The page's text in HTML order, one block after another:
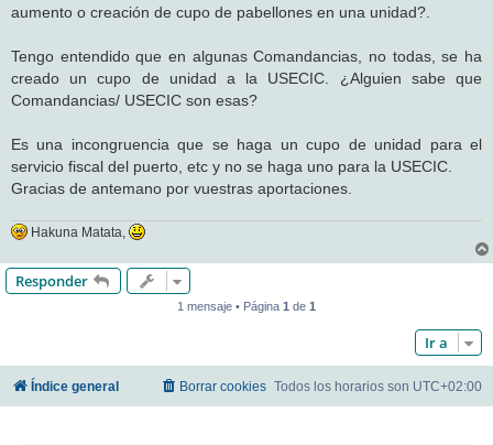
aumento o creación de cupo de pabellones en una unidad?.
Tengo entendido que en algunas Comandancias, no todas, se ha
creado un cupo de unidad a la USECIC. ¿Alguien sabe que
Comandancias/ USECIC son esas?
Es una incongruencia que se haga un cupo de unidad para el
servicio fiscal del puerto, etc y no se haga uno para la USECIC.
Gracias de antemano por vuestras aportaciones.
Hakuna Matata,
Responder
1 mensaje • Página 1 de 1
Ir a
Índice general Todos los horarios son UTC+02:00
Borrar cookies